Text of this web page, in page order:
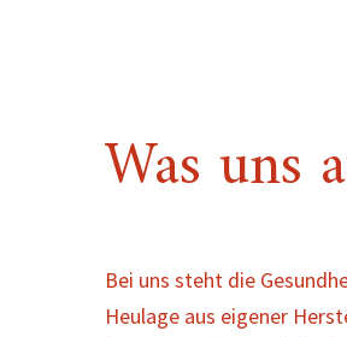
Was uns
Bei uns steht die
Heulage aus eigener